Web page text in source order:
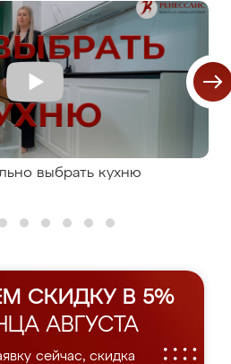
выбрать кухню
СКИДКУ В 5%
АВГУСТА
сейчас, скидка